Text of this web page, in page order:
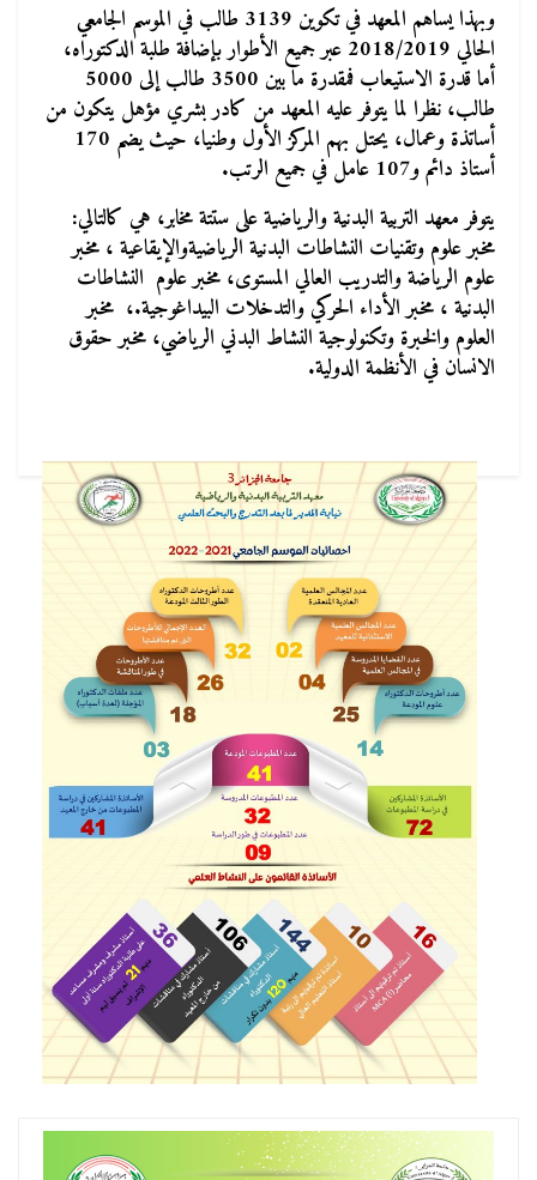
وبهذا يساهم المعهد في تكوين 3139 طالب في الموسم الجامعي
الحالي 2018/2019 عبر جميع الأطوار بإضافة طلبة الدكتوراه،
أما قدرة الاستيعاب فمقدرة ما بين 3500 طالب إلى 5000
طالب، نظرا لما يتوفر عليه المعهد من كادر بشري مؤهل يتكون من
أساتذة وعمال، يحتل بهم المركز الأول وطنيا، حيث يضم 170
أستاذ دائم و107 عامل في جميع الرتب.
يتوفر معهد التربية البدنية والرياضية على ستتة مخابر، هي كالتالي:
مخبر علوم وتقنيات النشاطات البدنية الرياضيةوالإيقاعية ، مخبر
علوم الرياضة والتدريب العالي المستوى، مخبر علوم النشاطات
البدنية ، مخبر الأداء الحركي والتدخلات البيداغوجية.، مخبر
العلوم والخبرة وتكنولوجية النشاط البدني الرياضي، مخبر حقوق
الانسان في الأنظمة الدولية.